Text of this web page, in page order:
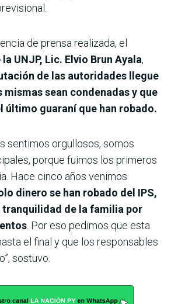
de prensa realizada, el
UNJP, Lic. Elvio Brun Ayala,
de las autoridades llegue
mismas sean condenadas y que
último guaraní que han robado.
sentimos orgullosos, somos
porque fuimos los primeros
Hace cinco años venimos
dinero se han robado del IPS,
tranquilidad de la familia por
. Por eso pedimos que esta
el final y que los responsables
sostuvo.